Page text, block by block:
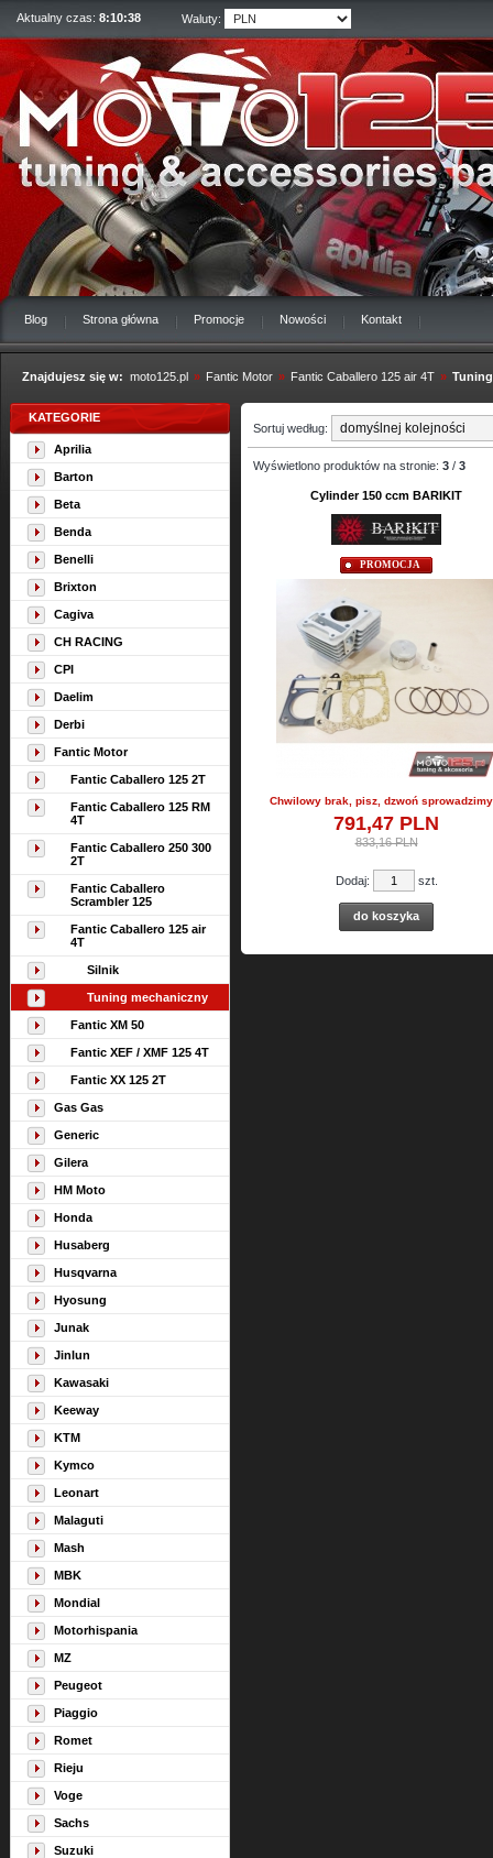
Aktualny czas: 8:10:39 Waluty:
Blog Strona główna Promocje Nowości Kontakt
Znajdujesz się w: moto125.pl » Fantic Motor » Fantic Caballero 125 air 4T »
KATEGORIE
Aprilia
Barton
Beta
Benda
Benelli
Brixton
Cagiva
CH RACING
CPI
Daelim
Derbi
Fantic Motor
Fantic Caballero 125 2T
Fantic Caballero 125 RM
4T
Fantic Caballero 250 300
2T
Fantic Caballero
Scrambler 125
Fantic Caballero 125 air
4T
Silnik
Tuning mechaniczny
Fantic XM 50
Fantic XEF / XMF 125 4T
Fantic XX 125 2T
Gas Gas
Generic
Gilera
HM Moto
Honda
Husaberg
Husqvarna
Hyosung
Junak
Jinlun
Kawasaki
Keeway
KTM
Kymco
Leonart
Malaguti
Mash
MBK
Mondial
Motorhispania
MZ
Peugeot
Piaggio
Romet
Rieju
Voge
Sachs
Suzuki
Sortuj według:
Wyświetlono produktów na stronie: 3 / 3
Cylinder 150 ccm BARIKIT
PROMOCJA
Chwilowy brak, pisz, dzwoń
791,47 PLN
833,16 PLN
Dodaj: szt.
do koszyka